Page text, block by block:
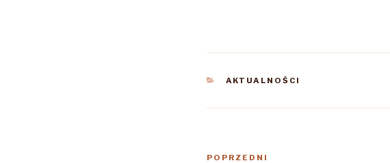
KATEGORIE
AKTUALNOŚCI
Nawigacja
Poprzedni
POPRZEDNI